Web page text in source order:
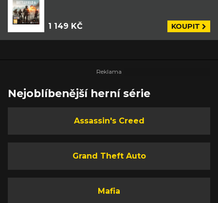
1 149 KČ KOUPIT
Nejoblíbenější herní série
Assassin's Creed
Grand Theft Auto
Mafia